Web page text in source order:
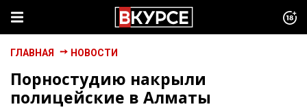
ГЛАВНАЯ НОВОСТИ
Порностудию накрыли
полицейские в Алматы